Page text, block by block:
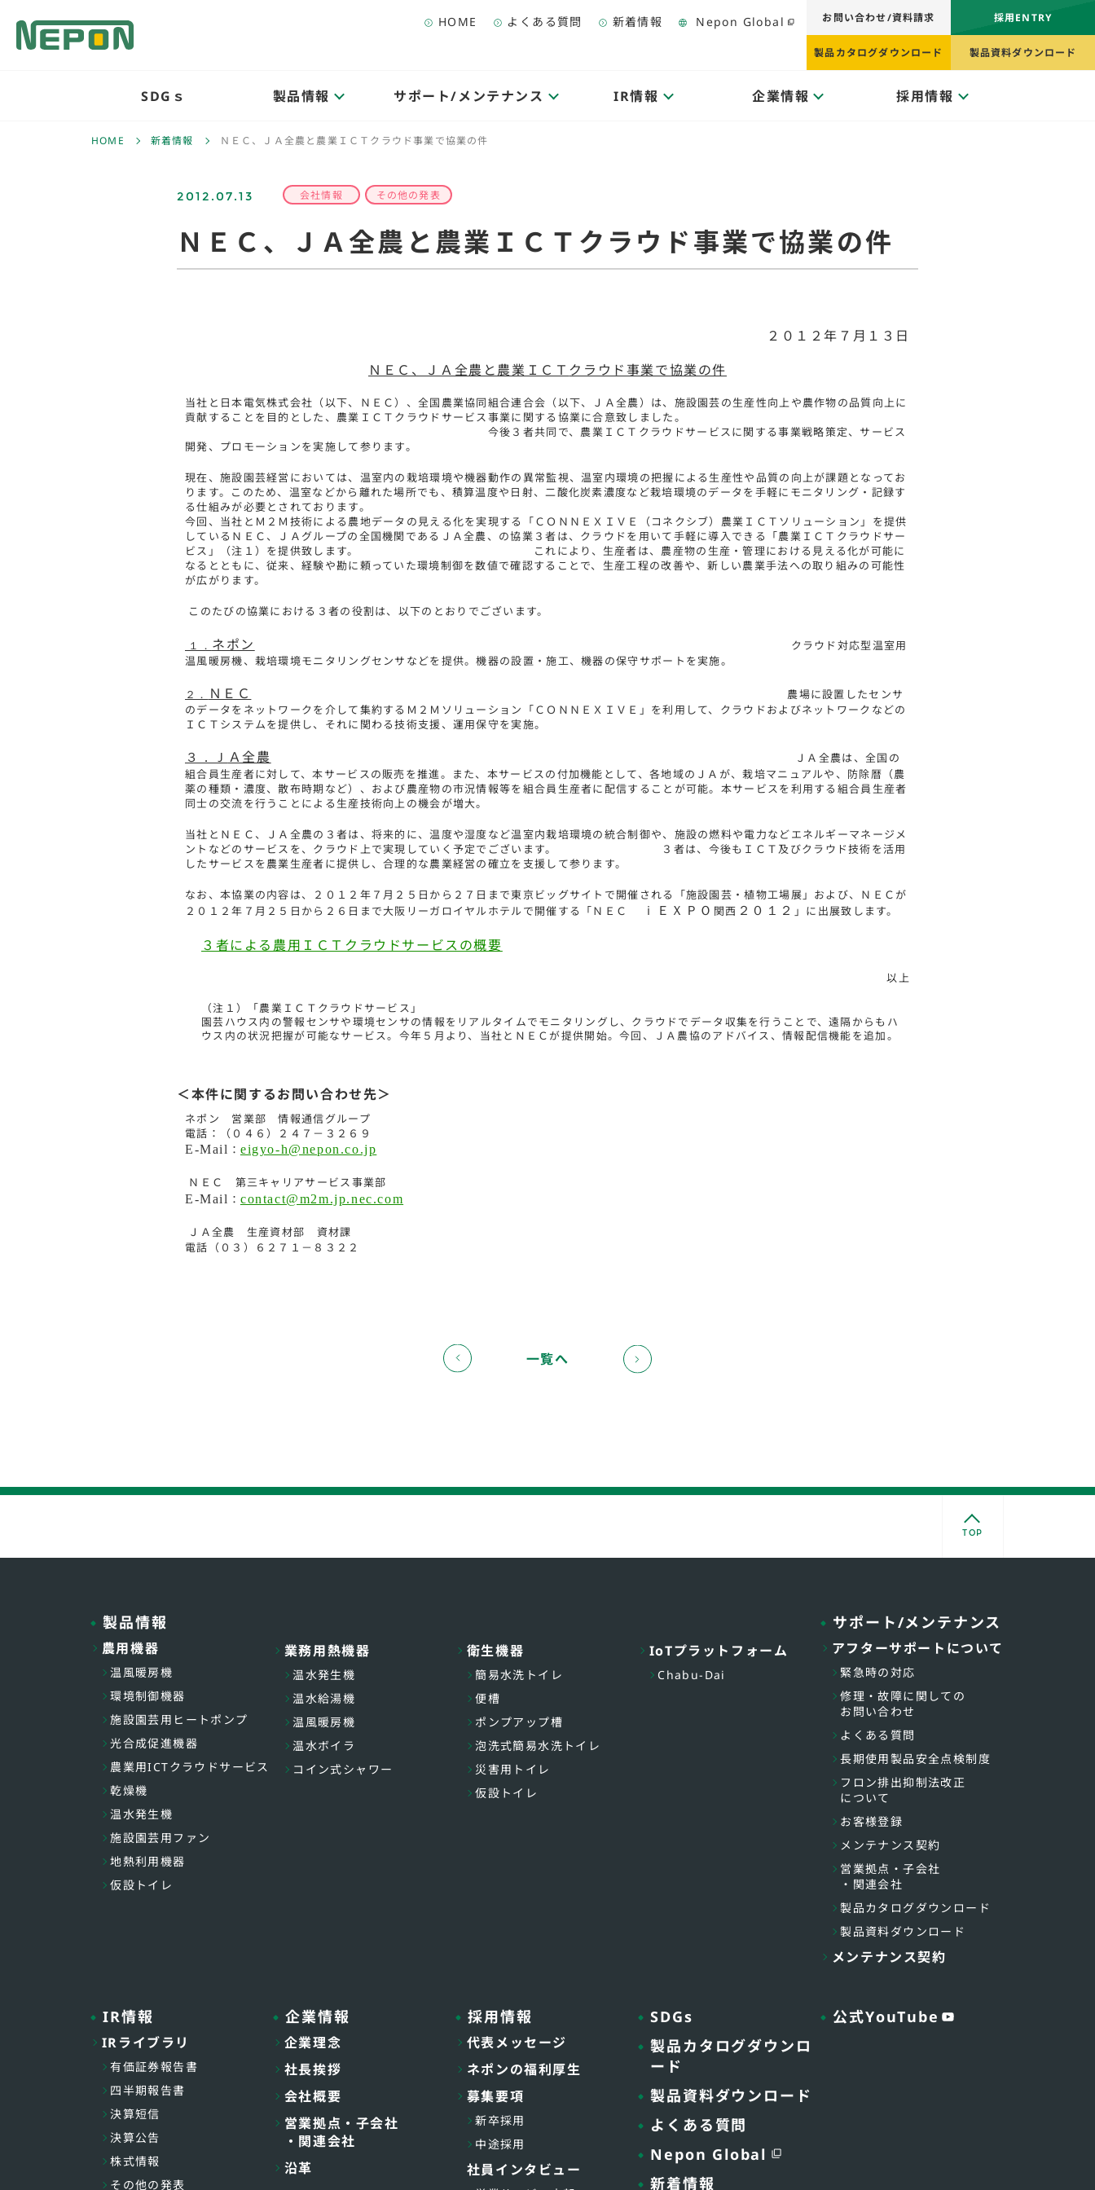
HOME よくある質問 新着情報 Nepon Global お問い合わせ/資料請求
製品カタログダウンロード
採用ENTRY
製品資料ダウンロード
SDGｓ 製品情報 サポート/メンテナンス IR情報 企業情報 採用情報
HOME 新着情報 ＮＥＣ、ＪＡ全農と農業ＩＣＴクラウド事業で協業の件
2012.07.13 会社情報 その他の発表
ＮＥＣ、ＪＡ全農と農業ＩＣＴクラウド事業で協業の件
２０１２年７月１３日
ＮＥＣ、ＪＡ全農と農業ＩＣＴ クラウド事業で協業の件
当社と日本電気株式会社（以下、ＮＥＣ）、全国農業協同組合連合会（以下、ＪＡ全農）は、施設園芸の生産性向上や農作物の品質向上に
貢献することを目的とした、農業ＩＣＴクラウドサービス事業に関する協業に合意致しました。
今後３者共同で、農業ＩＣＴクラウドサービスに関する事業戦略策定、サービス
開発、プロモーションを実施して参ります。
現在、施設園芸経営においては、温室内の栽培環境や機器動作の異常監視、温室内環境の把握による生産性や品質の向上が課題となってお
ります。このため、温室などから離れた場所でも、積算温度や日射、二酸化炭素濃度など栽培環境のデータを手軽にモニタリング・記録す
る仕組みが必要とされております。
今回、当社とＭ２Ｍ技術による農地データの見える化を実現する「ＣＯＮＮＥＸＩＶＥ（コネクシブ）農業ＩＣＴソリューション」を提供
しているＮＥＣ、ＪＡグループの全国機関であるＪＡ全農、の協業３者は、クラウドを用いて手軽に導入できる「農業ＩＣＴクラウドサー
ビス」（注１）を提供致します。
これにより、生産者は、農産物の生産・管理における見える化が可能に
なるとともに、従来、経験や勘に頼っていた環境制御を数値で確認することで、生産工程の改善や、新しい農業手法への取り組みの可能性
が広がります。
このたびの協業における３者の役割は、以下のとおりでございます。
１． ネポン
クラウド対応型温室用
温風暖房機、栽培環境モニタリングセンサなどを提供。機器の設置・施工、機器の保守サポートを実施。
２． ＮＥＣ
農場に設置したセンサ
のデータをネットワークを介して集約するＭ２Ｍソリューション「ＣＯＮＮＥＸＩＶＥ」を利用して、クラウドおよびネットワークなどの
ＩＣＴシステムを提供し、それに関わる技術支援、運用保守を実施。
３．Ｊ Ａ全農
ＪＡ全農は、全国の
組合員生産者に対して、本サービスの販売を推進。また、本サービスの付加機能として、各地域のＪＡが、栽培マニュアルや、防除暦（農
薬の種類・濃度、散布時期など）、および農産物の市況情報等を組合員生産者に配信することが可能。本サービスを利用する組合員生産者
同士の交流を行うことによる生産技術向上の機会が増大。
当社とＮＥＣ、ＪＡ全農の３者は、将来的に、温度や湿度など温室内栽培環境の統合制御や、施設の燃料や電力などエネルギーマネージメ
ントなどのサービスを、クラウド上で実現していく予定でございます。
３者は、今後もＩＣＴ及びクラウド技術を活用
したサービスを農業生産者に提供し、合理的な農業経営の確立を支援して参ります。
なお、本協業の内容は、２０１２年７月２５日から２７日まで東京ビッグサイトで開催される「施設園芸・植物工場展」および、ＮＥＣが
２０１２年７月２５日から２６日まで大阪リーガロイヤルホテルで開催する「ＮＥＣ
ｉＥＸＰＯ 関西 ２０１２ 」に出展致します。
３者による農用ＩＣＴクラウドサービスの概要
以上
（注１）「農業ＩＣＴクラウドサービス」
園芸ハウス内の警報センサや環境センサの情報をリアルタイムでモニタリングし、クラウドでデータ収集を行うことで、遠隔からもハ
ウス内の状況把握が可能なサービス。今年５月より、当社とＮＥＣが提供開始。今回、ＪＡ農協のアドバイス、情報配信機能を追加。
＜本件に関するお問い合わせ先＞
ネポン 営業部 情報通信グループ
電話：（０４６）２４７－３２６９
E-Mail ： eigyo-h@nepon.co.jp
ＮＥＣ 第三キャリアサービス事業部
E-Mail ： contact@m2m.jp.nec.com
ＪＡ全農 生産資材部 資材課
電話（０３）６２７１－８３２２
一覧へ
TOP
製品情報
農用機器
温風暖房機
環境制御機器
施設園芸用ヒートポンプ
光合成促進機器
農業用ICTクラウドサービス
乾燥機
温水発生機
施設園芸用ファン
地熱利用機器
仮設トイレ
業務用熱機器
温水発生機
温水給湯機
温風暖房機
温水ボイラ
コイン式シャワー
衛生機器
簡易水洗トイレ
便槽
ポンプアップ槽
泡洗式簡易水洗トイレ
災害用トイレ
仮設トイレ
IoTプラットフォーム
Chabu-Dai
サポート/メンテナンス
アフターサポートについて
緊急時の対応
修理・故障に関しての
お問い合わせ
よくある質問
長期使用製品安全点検制度
フロン排出抑制法改正
について
お客様登録
メンテナンス契約
営業拠点・子会社
・関連会社
製品カタログダウンロード
製品資料ダウンロード
メンテナンス契約
IR情報
IRライブラリ
有価証券報告書
四半期報告書
決算短信
決算公告
株式情報
その他の発表
企業情報
企業理念
社長挨拶
会社概要
営業拠点・子会社
・関連会社
沿革
採用情報
代表メッセージ
ネポンの福利厚生
募集要項
新卒採用
中途採用
社員インタビュー
SDGs
製品カタログダウンロ
ード
製品資料ダウンロード
よくある質問
Nepon Global
新着情報
公式YouTube